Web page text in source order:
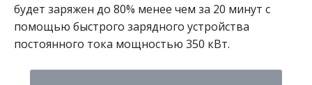
будет заряжен до 80% менее чем за 20 минут с
помощью быстрого зарядного устройства
постоянного тока мощностью 350 кВт.